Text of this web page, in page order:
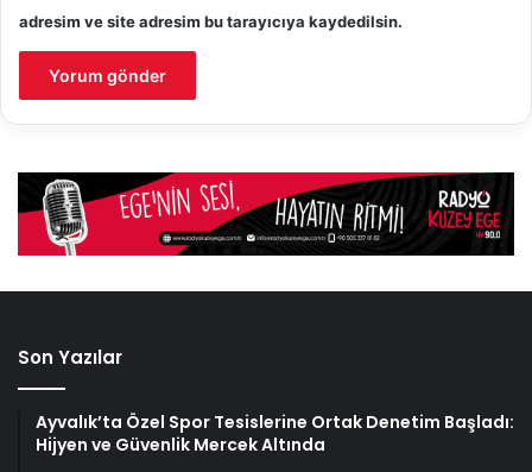
adresim ve site adresim bu tarayıcıya kaydedilsin.
Son Yazılar
Ayvalık’ta Özel Spor Tesislerine Ortak Denetim Başladı:
Hijyen ve Güvenlik Mercek Altında